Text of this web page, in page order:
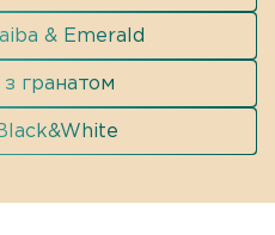
& Emerald
гранатом